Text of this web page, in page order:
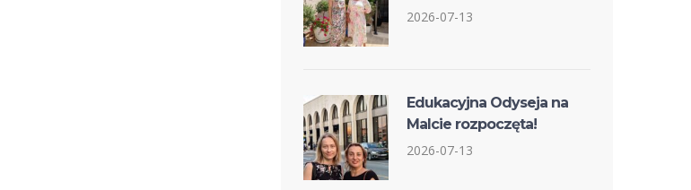
2026-07-13
Edukacyjna Odyseja na
Malcie rozpoczęta!
2026-07-13